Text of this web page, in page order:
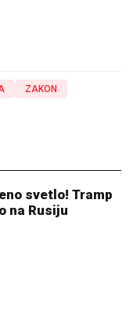
ZAKON
svetlo! Tramp
na Rusiju